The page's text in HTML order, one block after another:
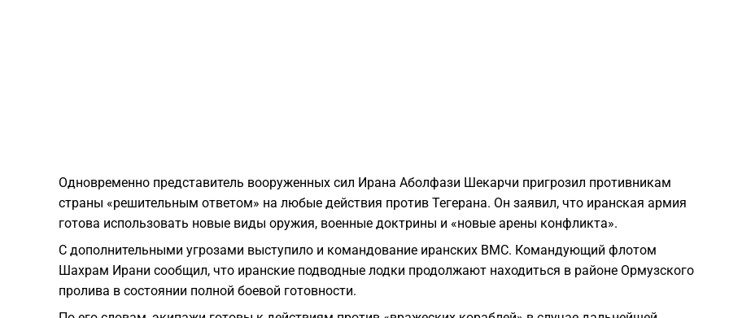
Одновременно представитель вооруженных сил Ирана Аболфази Шекарчи пригрозил противникам
страны «решительным ответом» на любые действия против Тегерана. Он заявил, что иранская армия
готова использовать новые виды оружия, военные доктрины и «новые арены конфликта».
С дополнительными угрозами выступило и командование иранских ВМС. Командующий флотом
Шахрам Ирани сообщил, что иранские подводные лодки продолжают находиться в районе Ормузского
пролива в состоянии полной боевой готовности.